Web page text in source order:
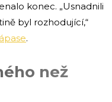
konec. „Usnadnili
byl rozhodující,“
.
než